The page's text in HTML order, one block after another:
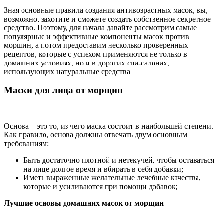
Зная основные правила создания антивозрастных масок, вы,
возможно, захотите и сможете создать собственное секретное
средство. Поэтому, для начала давайте рассмотрим самые
популярные и эффективные компоненты масок против
морщин, а потом предоставим несколько проверенных
рецептов, которые с успехом применяются не только в
домашних условиях, но и в дорогих спа-салонах,
использующих натуральные средства.
Маски для лица от морщин
Основа – это то, из чего маска состоит в наибольшей степени.
Как правило, основа должны отвечать двум основным
требованиям:
Быть достаточно плотной и нетекучей, чтобы оставаться
на лице долгое время и вбирать в себя добавки;
Иметь выраженные желательные лечебные качества,
которые и усиливаются при помощи добавок;
Лучшие основы домашних масок от морщин